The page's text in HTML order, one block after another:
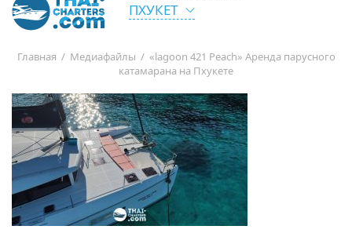
ПХУКЕТ
Главная / Медиафайлы / «lagoon 421 Peach» Аренда парусного
катамарана на Пхукете